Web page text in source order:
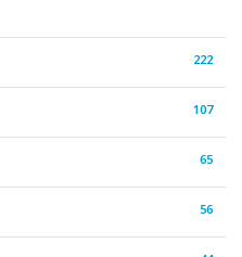
222
107
65
56